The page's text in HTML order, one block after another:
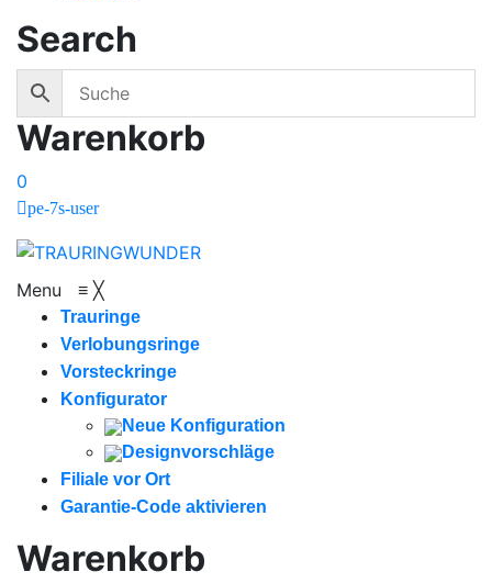
Search
Warenkorb
0
pe-7s-user
Menu ≡ ╳
Trauringe
Verlobungsringe
Vorsteckringe
Konfigurator
Neue Konfiguration
Designvorschläge
Filiale vor Ort
Garantie-Code aktivieren
Warenkorb